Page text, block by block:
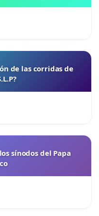
de las corridas de
sínodos del Papa